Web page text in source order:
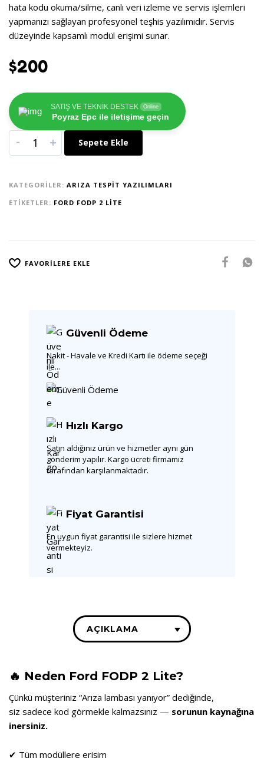
hata kodu okuma/silme, canlı veri izleme ve servis işlemleri
yapmanızı sağlayan profesyonel teşhis yazılımıdır. Servis
düzeyinde kapsamlı modül erişimi sunar.
$200
SATIŞ VE TEKNİK DESTEK Online
Poyraz Epc ile iletişime geçin
- + Sepete Ekle
KATEGORILER: ARIZA TESPIT YAZILIMLARI
ETIKETLER: FORD FODP 2 LITE
FAVORILERE EKLE
Güvenli Ödeme
Nakit - Havale ve Kredi Kartı ile ödeme seçeği
ile...
Hızlı Kargo
Satın aldığınız ürün ve hizmetler aynı gün
gönderim yapılır. Kargo ücreti firmamız
tarafından karşılanmaktadır.
Fiyat Garantisi
En uygun fiyat garantisi ile sizlere hizmet
vermekteyiz.
AÇIKLAMA
🔥 Neden Ford FODP 2 Lite?
Çünkü müşteriniz “Arıza lambası yanıyor” dediğinde,
siz sadece kod görmekle kalmazsınız — sorunun kaynağına
inersiniz.
✔ Tüm modüllere erişim